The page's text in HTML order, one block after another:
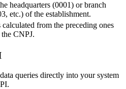
headquarters (0001) or branch
etc.) of the establishment.
from the preceding ones
CNPJ.
queries directly into your system